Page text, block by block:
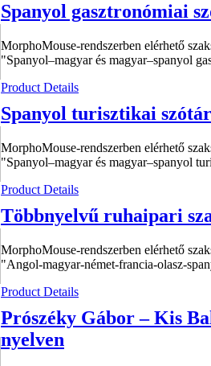
Spanyol gasztronómiai
MorphoMouse-rendszerben elérhető
"Spanyol–magyar és magyar–spanyol
Product Details
Spanyol turisztikai szótár
MorphoMouse-rendszerben elérhető
"Spanyol–magyar és magyar–spanyol
Product Details
Többnyelvű ruhaipari
MorphoMouse-rendszerben elérhető
"Angol-magyar-német-francia-olasz-
Product Details
Prószéky Gábor – Kis
nyelven